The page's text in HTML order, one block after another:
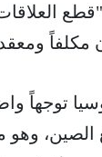
مكلفاً
توجهاً
الصين،